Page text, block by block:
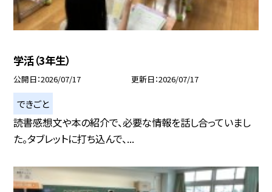
学活（3年生）
公開日 2026/07/17 更新日 2026/07/17
できごと
読書感想文や本の紹介で、必要な情報を話し合っていまし
た。タブレットに打ち込んで、...